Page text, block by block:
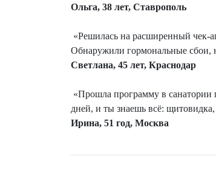
Ольга, 38 лет, Ставрополь
«Решилась на расширенный
Обнаружили гормональные сбои,
Светлана, 45 лет, Краснодар
«Прошла программу в санатории
дней, и ты знаешь всё:
Ирина, 51 год, Москва